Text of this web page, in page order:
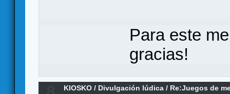
Para este
gracias!
KIOSKO / Divulgación lúdica / Re:Juegos de